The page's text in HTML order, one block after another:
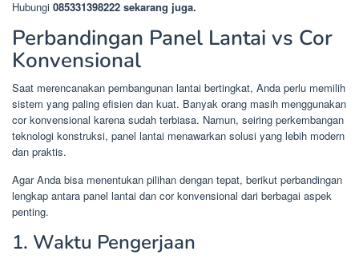
Hubungi 085331398222 sekarang juga.
Perbandingan Panel Lantai vs Cor
Konvensional
Saat merencanakan pembangunan lantai bertingkat, Anda perlu memilih
sistem yang paling efisien dan kuat. Banyak orang masih menggunakan
cor konvensional karena sudah terbiasa. Namun, seiring perkembangan
teknologi konstruksi, panel lantai menawarkan solusi yang lebih modern
dan praktis.
Agar Anda bisa menentukan pilihan dengan tepat, berikut perbandingan
lengkap antara panel lantai dan cor konvensional dari berbagai aspek
penting.
1. Waktu Pengerjaan